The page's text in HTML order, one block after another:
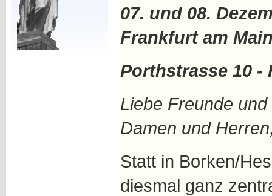
07. und 08.
Frankfurt am
Porthstrasse 10 -
Liebe Freunde
Damen und
Statt in Borken/
diesmal ganz